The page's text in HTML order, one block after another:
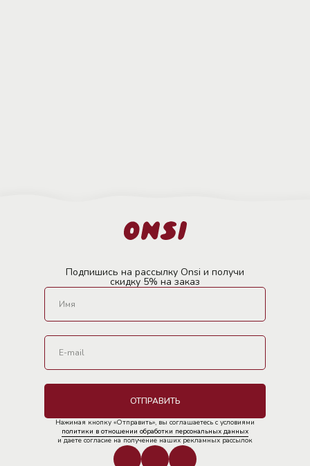
Подпишись на рассылку Onsi и получи
скидку 5% на заказ
ОТПРАВИТЬ
Нажимая кнопку «Отправить», вы соглашаетесь с условиями
политики в отношении обработки персональных данных
и даете согласие на получение наших рекламных рассылок